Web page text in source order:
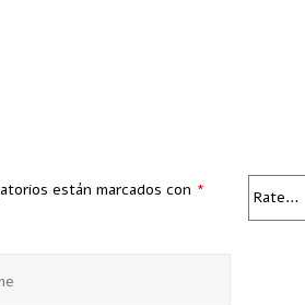
están marcados con *